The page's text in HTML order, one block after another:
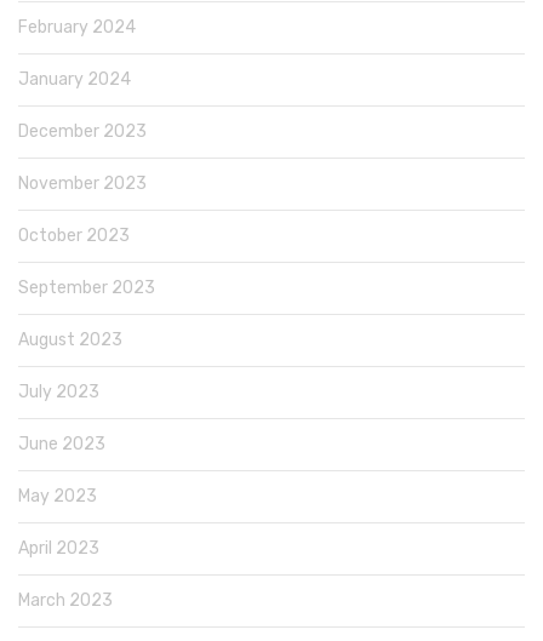
February 2024
January 2024
December 2023
November 2023
October 2023
September 2023
August 2023
July 2023
June 2023
May 2023
April 2023
March 2023